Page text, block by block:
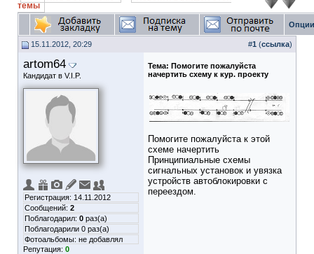
темы
15.11.2012, 20:29 #1 (ссылка)
artom64
Кандидат в V.I.P.
Регистрация: 14.11.2012
Сообщений: 2
Поблагодарил: 0 раз(а)
Поблагодарили 0 раз(а)
Фотоальбомы: не добавлял
Репутация: 0
Тема: Помогите пожалуйста
начертить схему к кур. проекту
Помогите пожалуйста к этой
схеме начертить
Принципиальные схемы
сигнальных установок и увязка
устройств автоблокировки с
переездом.